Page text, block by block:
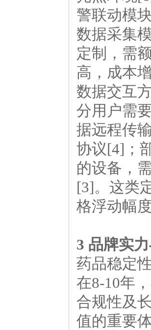
警联动模
数据采集
定制，需
高，成本
数据交互
分用户需
据远程传
协议[4]；
的设备，
[3]。这类
格浮动幅
3 品牌实
药品稳定
在8-10年
合规性及
值的重要